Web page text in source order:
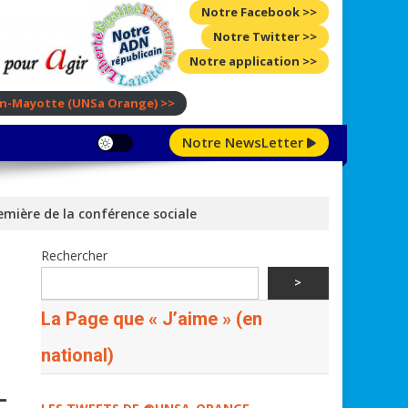
Notre Facebook >>
Notre Twitter >>
Notre application >>
Mayotte (UNSa Orange) >>
Notre NewsLetter
de la conférence sociale
Rechercher
>
La Page que « J’aime » (en
national)